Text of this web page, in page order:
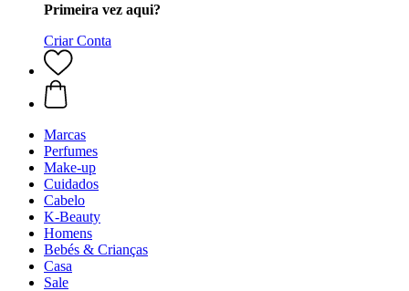
Primeira vez aqui?
Criar Conta
Marcas
Perfumes
Make-up
Cuidados
Cabelo
K-Beauty
Homens
Bebés & Crianças
Casa
Sale